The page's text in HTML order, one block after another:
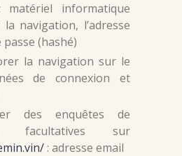
matériel informatique
navigation, l’adresse
passe (hashé)
la navigation sur le
de connexion et
des enquêtes de
facultatives sur
: adresse email